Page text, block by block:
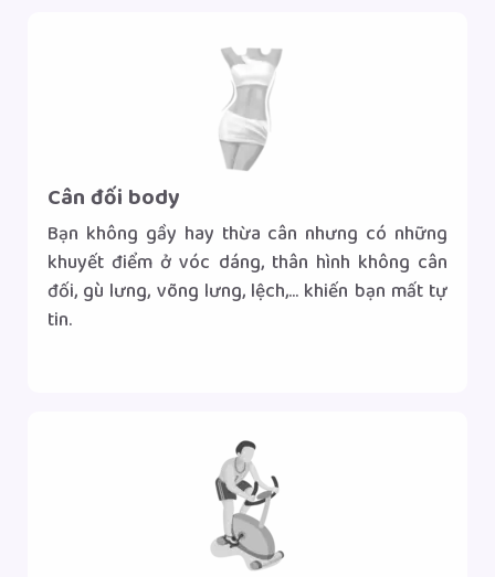
Cân đối body
Bạn không gầy hay thừa cân nhưng có những
khuyết điểm ở vóc dáng, thân hình không cân
đối, gù lưng, võng lưng, lệch,... khiến bạn mất tự
tin.